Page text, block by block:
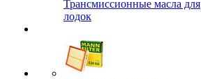
Трансмиссионные масла для
лодок